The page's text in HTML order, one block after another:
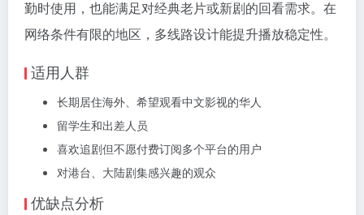
勤时使用，也能满足对经典老片或新剧的回看需求。在
网络条件有限的地区，多线路设计能提升播放稳定性。
适用人群
长期居住海外、希望观看中文影视的华人
留学生和出差人员
喜欢追剧但不愿付费订阅多个平台的用户
对港台、大陆剧集感兴趣的观众
优缺点分析